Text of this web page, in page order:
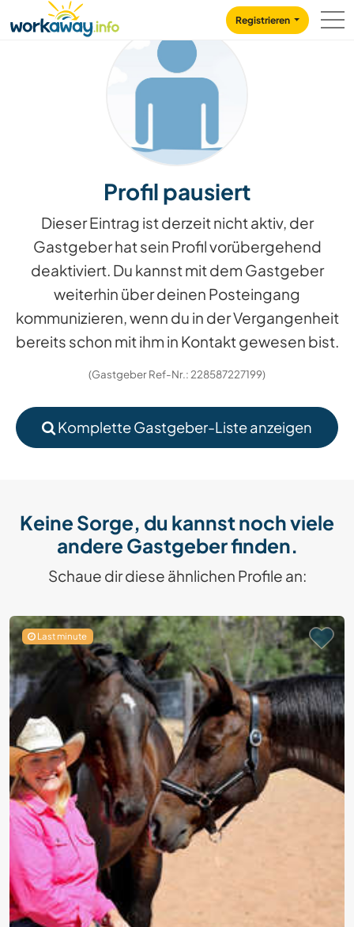
CONTENT
MAIN NAVIGATION
Registrieren
Profil pausiert
Dieser Eintrag ist derzeit nicht aktiv, der
Gastgeber hat sein Profil vorübergehend
deaktiviert. Du kannst mit dem Gastgeber
weiterhin über deinen Posteingang
kommunizieren, wenn du in der Vergangenheit
bereits schon mit ihm in Kontakt gewesen bist.
(Gastgeber Ref-Nr.: 228587227199)
Komplette Gastgeber-Liste anzeigen
Keine Sorge, du kannst noch viele
andere Gastgeber finden.
Schaue dir diese ähnlichen Profile an:
Last minute